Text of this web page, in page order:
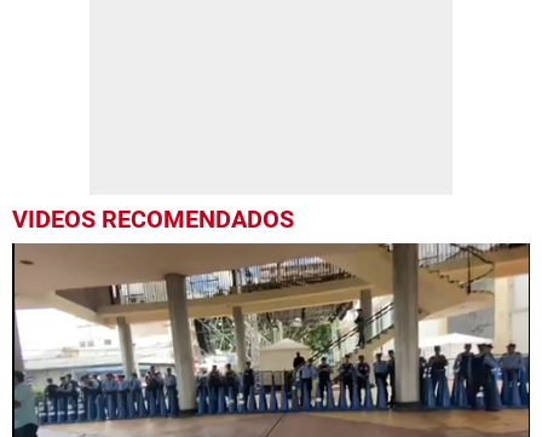
VIDEOS RECOMENDADOS